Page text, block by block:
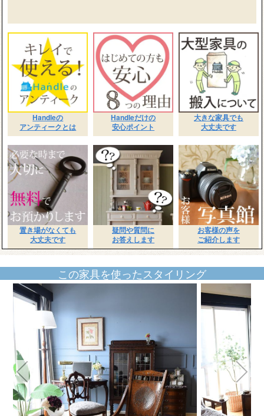
Handleの
アンティークとは
Handleだけの
安心ポイント
大きな家具でも
大丈夫です
置き場がなくても
大丈夫です
疑問や質問に
お答えします
お客様の声を
ご紹介します
この家具を使ったスタイリング